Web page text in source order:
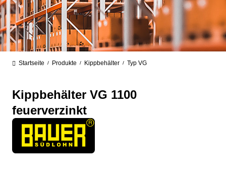
Startseite / Produkte / Kippbehälter / Typ VG
Kippbehälter VG 1100
feuerverzinkt